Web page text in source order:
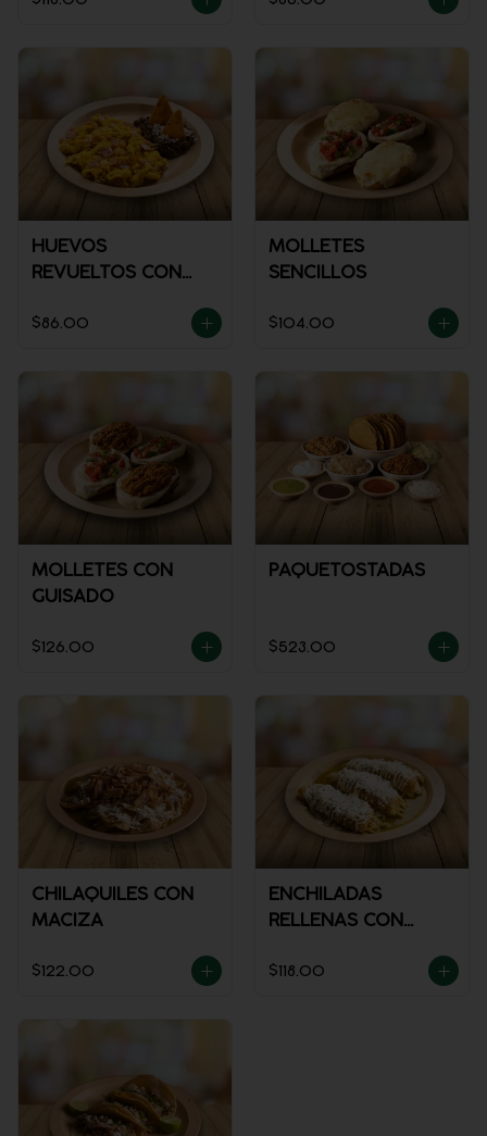
HUEVOS
REVUELTOS CON
$86.00
MOLLETES
SENCILLOS
$104.00
MOLLETES CON
GUISADO
$126.00
PAQUETOSTADAS
$523.00
CHILAQUILES CON
MACIZA
$122.00
ENCHILADAS
RELLENAS CON
$118.00